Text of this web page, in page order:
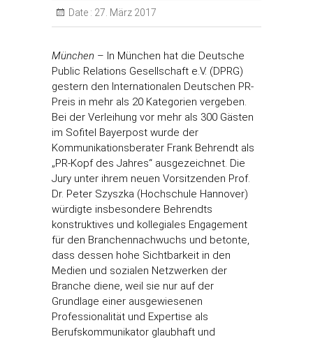
Date : 27. März 2017
München – In München hat die Deutsche
Public Relations Gesellschaft e.V. (DPRG)
gestern den Internationalen Deutschen PR-
Preis in mehr als 20 Kategorien vergeben.
Bei der Verleihung vor mehr als 300 Gästen
im Sofitel Bayerpost wurde der
Kommunikationsberater Frank Behrendt als
„PR-Kopf des Jahres“ ausgezeichnet. Die
Jury unter ihrem neuen Vorsitzenden Prof.
Dr. Peter Szyszka (Hochschule Hannover)
würdigte insbesondere Behrendts
konstruktives und kollegiales Engagement
für den Branchennachwuchs und betonte,
dass dessen hohe Sichtbarkeit in den
Medien und sozialen Netzwerken der
Branche diene, weil sie nur auf der
Grundlage einer ausgewiesenen
Professionalität und Expertise als
Berufskommunikator glaubhaft und